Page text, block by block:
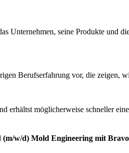
Unternehmen, seine Produkte und
Berufserfahrung vor, die zeigen,
erhältst möglicherweise schneller
w/d) Mold Engineering mit